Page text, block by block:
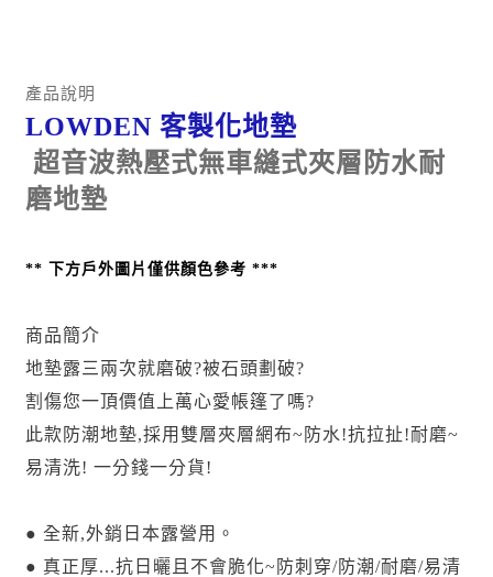
產品說明
LOWDEN 客製化地墊
超音波熱壓式無車縫式夾層防水耐
磨地墊
** 下方戶外圖片僅供顏色參考 ***
商品簡介
地墊露三兩次就磨破?被石頭劃破?
割傷您一頂價值上萬心愛帳篷了嗎?
此款防潮地墊,採用雙層夾層網布~防水!抗拉扯!耐磨~
易清洗! 一分錢一分貨!
● 全新,外銷日本露營用。
● 真正厚...抗日曬且不會脆化~防刺穿/防潮/耐磨/易清